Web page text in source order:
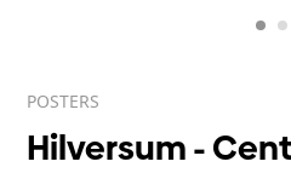
POSTERS
Hilversum -